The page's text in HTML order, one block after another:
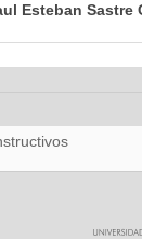
Esteban Sastre